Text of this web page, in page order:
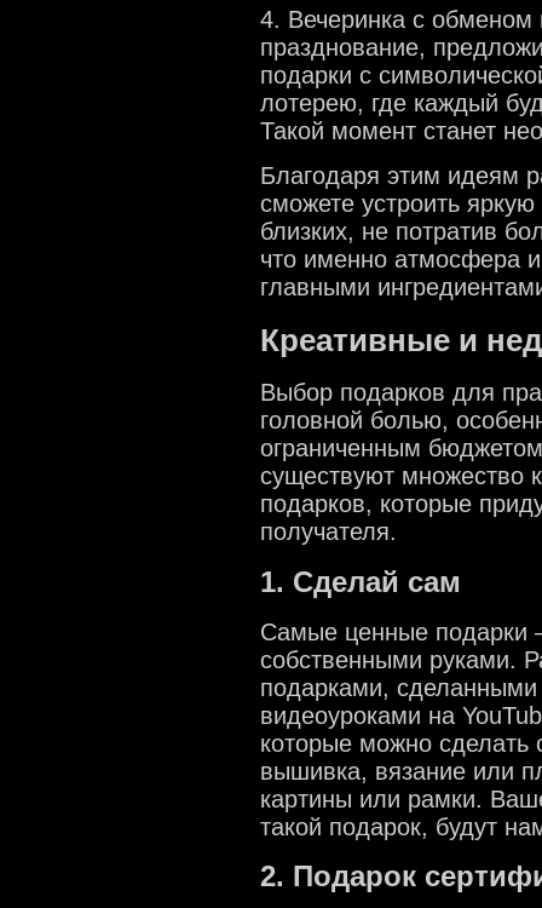
4. Вечеринка с
празднование,
подарки с
лотерею, где каждый
Такой момент станет
Благодаря этим идеям
сможете устроить
близких, не потратив
что именно атмосфера
главными
Креативные и
Выбор подарков для
головной болью,
ограниченным
существуют множество
подарков, которые
получателя.
1. Сделай сам
Самые ценные подарки
собственными руками.
подарками, сделанными
видеоуроками на
которые можно сделать
вышивка, вязание или
картины или рамки.
такой подарок, будут
2. Подарок